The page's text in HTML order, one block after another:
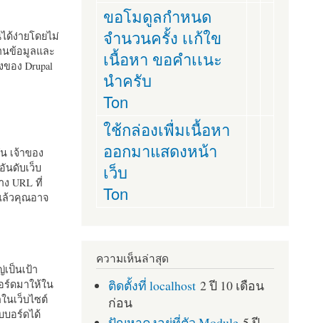
ด้ง่ายโดยไม่
นข้อมูลและ
อง Drupal
เจ้าของ
นดับเว็บ
URL ที่
ล้วคุณอาจ
ป็นเป้า
ร์ดมาให้ใน
นเว็บไซต์
บอร์ดได้
ขอโมดูลกำหนด
จำนวนครั้ง เเก้ใข
เนื้อหา ขอคำเเนะ
นำครับ
Ton
ใช้กล่องเพื่มเนื้อหา
ออกมาแสดงหน้า
เว็บ
Ton
ความเห็นล่าสุด
ติดตั้งที่ localhost 2 ปี 10 เดือน
ก่อน